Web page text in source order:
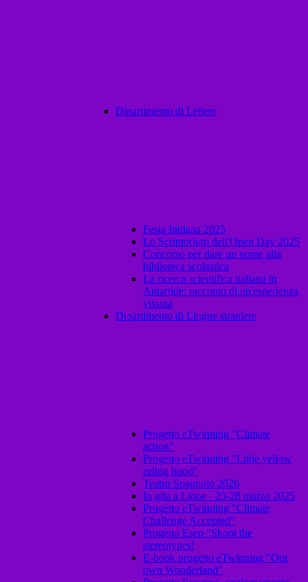
Dipartimento di Lettere
Festa Indiana 2025
Lo Scriptorium dell'Open Day 2025
Concorso per dare un nome alla
biblioteca scolastica
La ricerca scientifica italiana in
Antartide: racconto di un'esperienza
vissuta
Dipartimento di Lingue straniere
Progetto eTwinning "Climate
action"
Progetto eTwinning "Little yellow
riding hood"
Teatro Spagnolo 2026
In gita a Lione - 25-28 marzo 2025
Progetto eTwinning "Climate
Challenge Accepted"
Progetto Esep "Shoot the
stereotypes!
E-book progetto eTwinning "Our
own Wonderland"